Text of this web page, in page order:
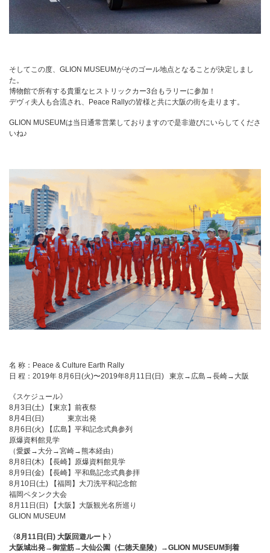
そしてこの度、GLION MUSEUMがそのゴール地点となることが決定しまし
た。
博物館で所有する貴重なヒストリックカー3台もラリーに参加！
デヴィ夫人も合流され、Peace Rallyの皆様と共に大阪の街を走ります。
GLION MUSEUMは当日通常営業しておりますので是非遊びにいらしてくださ
いね♪
名 称：Peace & Culture Earth Rally
日 程：2019年 8月6日(火)〜2019年8月11日(日) 東京→広島→長崎→大阪
《スケジュール》
8月3日(土) 【東京】前夜祭
8月4日(日) 東京出発
8月6日(火) 【広島】平和記念式典参列
原爆資料館見学
（愛媛→大分→宮崎→熊本経由）
8月8日(木) 【長崎】原爆資料館見学
8月9日(金) 【長崎】平和島記念式典参拝
8月10日(土) 【福岡】大刀洗平和記念館
福岡ペタンク大会
8月11日(日) 【大阪】大阪観光名所巡り
GLION MUSEUM
〈8月11日(日) 大阪回遊ルート〉
大阪城出発→御堂筋→大仙公園（仁徳天皇陵）→GLION MUSEUM到着